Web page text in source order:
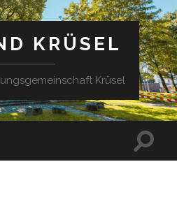
KRÜSEL
Krüsel